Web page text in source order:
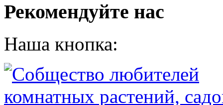
Рекомендуйте нас
Наша кнопка: